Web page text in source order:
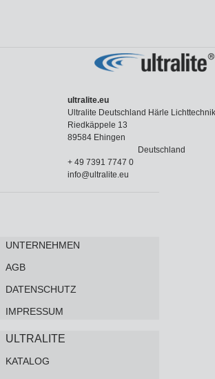
ultralite.eu
Ultralite Deutschland Härle
Riedkäppele 13
89584 Ehingen
Deutschland
+ 49 7391 7747 0
info@ultralite.eu
UNTERNEHMEN
AGB
DATENSCHUTZ
IMPRESSUM
ULTRALITE
KATALOG